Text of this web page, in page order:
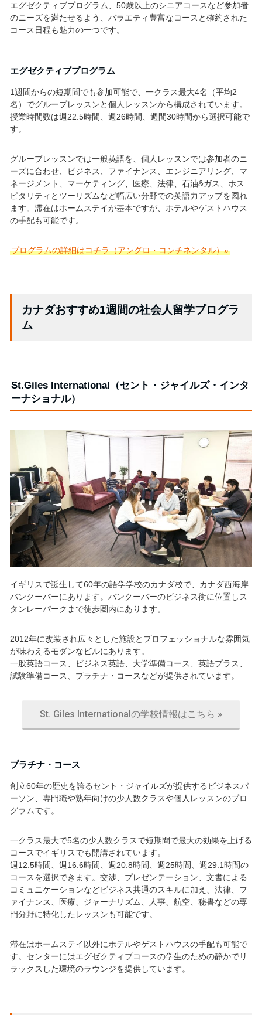
エグゼクティブプログラム、50歳以上のシニアコースなど参加者
のニーズを満たせるよう、バラエティ豊富なコースと確約された
コース日程も魅力の一つです。
エグゼクティブプログラム
1週間からの短期間でも参加可能で、一クラス最大4名（平均2
名）でグループレッスンと個人レッスンから構成されています。
授業時間数は週22.5時間、週26時間、週間30時間から選択可能で
す。
グループレッスンでは一般英語を、個人レッスンでは参加者のニ
ーズに合わせ、ビジネス、ファイナンス、エンジニアリング、マ
ネージメント、マーケティング、医療、法律、石油&ガス、ホス
ピタリティとツーリズムなど幅広い分野での英語力アップを図れ
ます。滞在はホームステイが基本ですが、ホテルやゲストハウス
の手配も可能です。
プログラムの詳細はコチラ（アングロ・コンチネンタル）»
カナダおすすめ1週間の社会人留学プログラ
ム
St.Giles International（セント・ジャイルズ・インタ
ーナショナル）
イギリスで誕生して60年の語学学校のカナダ校で、カナダ西海岸
バンクーバーにあります。バンクーバーのビジネス街に位置しス
タンレーパークまで徒歩圏内にあります。
2012年に改装され広々とした施設とプロフェッショナルな雰囲気
が味わえるモダンなビルにあります。
一般英語コース、ビジネス英語、大学準備コース、英語プラス、
試験準備コース、プラチナ・コースなどが提供されています。
St. Giles Internationalの学校情報はこちら »
プラチナ・コース
創立60年の歴史を誇るセント・ジャイルズが提供するビジネスパ
ーソン、専門職や熟年向けの少人数クラスや個人レッスンのプロ
グラムです。
一クラス最大で5名の少人数クラスで短期間で最大の効果を上げる
コースでイギリスでも開講されています。
週12.5時間、週16.6時間、週20.8時間、週25時間、週29.1時間の
コースを選択できます。交渉、プレゼンテーション、文書による
コミュニケーションなどビジネス共通のスキルに加え、法律、フ
ァイナンス、医療、ジャーナリズム、人事、航空、秘書などの専
門分野に特化したレッスンも可能です。
滞在はホームステイ以外にホテルやゲストハウスの手配も可能で
す。センターにはエグゼクティブコースの学生のための静かでリ
ラックスした環境のラウンジを提供しています。